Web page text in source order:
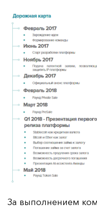
За вы­пол­не­ни­ем